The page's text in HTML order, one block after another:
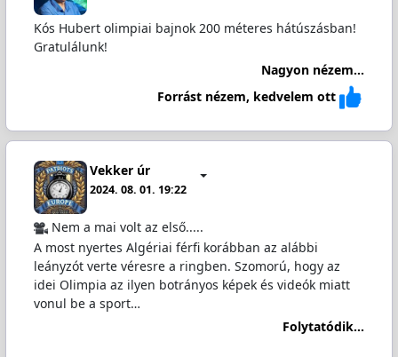
Kós Hubert olimpiai bajnok 200 méteres hátúszásban!
Gratulálunk!
Nagyon nézem...
Forrást nézem, kedvelem ott
Vekker úr
2024. 08. 01. 19:22
Nem a mai volt az első.....
A most nyertes Algériai férfi korábban az alábbi
leányzót verte véresre a ringben. Szomorú, hogy az
idei Olimpia az ilyen botrányos képek és videók miatt
vonul be a sport…
Folytatódik...